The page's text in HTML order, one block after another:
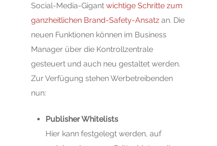
Social-Media-Gigant wichtige Schritte zum
ganzheitlichen Brand-Safety-Ansatz an. Die
neuen Funktionen können im Business
Manager über die Kontrollzentrale
gesteuert und auch neu gestaltet werden.
Zur Verfügung stehen Werbetreibenden
nun:
Publisher Whitelists
Hier kann festgelegt werden, auf